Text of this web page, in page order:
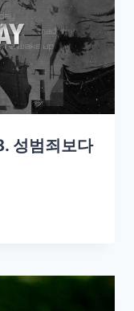
성범죄보다